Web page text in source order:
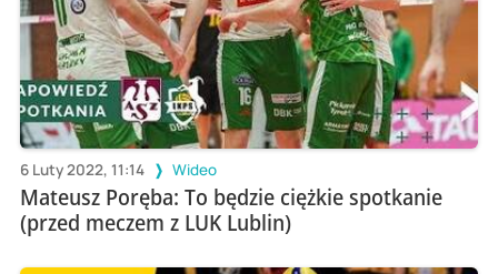
6 Luty 2022, 11:14 Wideo
Mateusz Poręba: To będzie ciężkie spotkanie
(przed meczem z LUK Lublin)